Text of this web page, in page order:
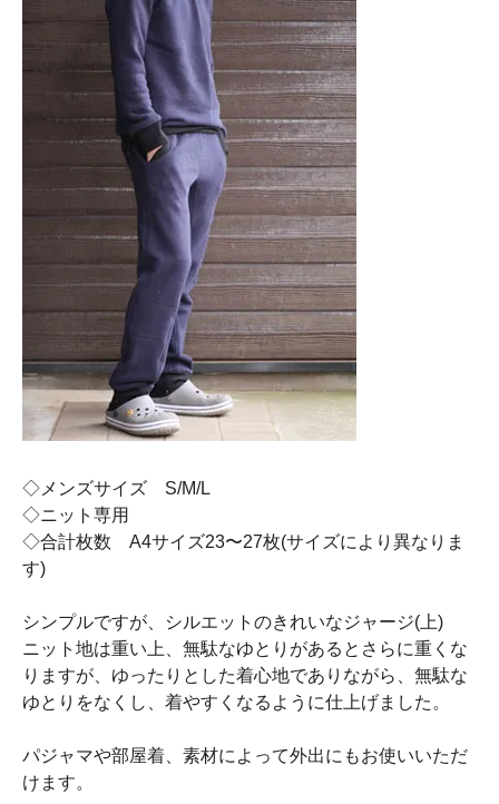
◇メンズサイズ S/M/L
◇ニット専用
◇合計枚数 A4サイズ23〜27枚(サイズにより異なりま
す)
シンプルですが、シルエットのきれいなジャージ(上)
ニット地は重い上、無駄なゆとりがあるとさらに重くな
りますが、ゆったりとした着心地でありながら、無駄な
ゆとりをなくし、着やすくなるように仕上げました。
パジャマや部屋着、素材によって外出にもお使いいただ
けます。